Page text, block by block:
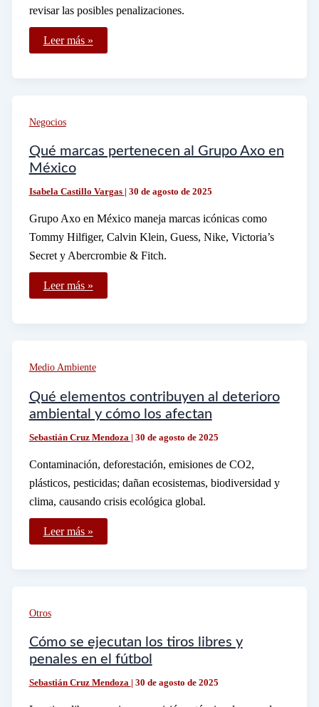
revisar las posibles penalizaciones.
Cómo
cancelar
fácilmente
Leer más »
Negocios
Qué marcas pertenecen al Grupo Axo en
México
Isabela Castillo Vargas | 30 de agosto de 2025
Grupo Axo en México maneja marcas icónicas como
Tommy Hilfiger, Calvin Klein, Guess, Nike, Victoria’s
Secret y Abercrombie & Fitch.
Qué
marcas
México
Leer más »
Medio Ambiente
Qué elementos contribuyen al deterioro
ambiental y cómo los afectan
Sebastián Cruz Mendoza | 30 de agosto de 2025
Contaminación, deforestación, emisiones de CO2,
plásticos, pesticidas; dañan ecosistemas, biodiversidad y
clima, causando crisis ecológica global.
Qué
elementos
los
Leer más »
Otros
Cómo se ejecutan los tiros libres y
penales en el fútbol
Sebastián Cruz Mendoza | 30 de agosto de 2025